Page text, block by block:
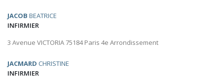
JACOB BEATRICE
INFIRMIER
3 Avenue VICTORIA 75184 Paris 4e Arrondissement
JACMARD CHRISTINE
INFIRMIER